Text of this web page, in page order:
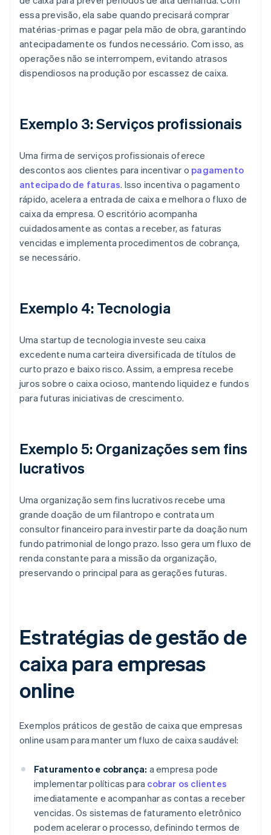
essa previsão, ela sabe quando precisará comprar
matérias-primas e pagar pela mão de obra, garantindo
antecipadamente os fundos necessário. Com isso, as
operações não se interrompem, evitando atrasos
dispendiosos na produção por escassez de caixa.
Exemplo 3: Serviços profissionais
Uma firma de serviços profissionais oferece
descontos aos clientes para incentivar o pagamento
antecipado de faturas. Isso incentiva o pagamento
rápido, acelera a entrada de caixa e melhora o fluxo de
caixa da empresa. O escritório acompanha
cuidadosamente as contas a receber, as faturas
vencidas e implementa procedimentos de cobrança,
se necessário.
Exemplo 4: Tecnologia
Uma startup de tecnologia investe seu caixa
excedente numa carteira diversificada de títulos de
curto prazo e baixo risco. Assim, a empresa recebe
juros sobre o caixa ocioso, mantendo liquidez e fundos
para futuras iniciativas de crescimento.
Exemplo 5: Organizações sem fins
lucrativos
Uma organização sem fins lucrativos recebe uma
grande doação de um filantropo e contrata um
consultor financeiro para investir parte da doação num
fundo patrimonial de longo prazo. Isso gera um fluxo de
renda constante para a missão da organização,
preservando o principal para as gerações futuras.
Estratégias de gestão de
caixa para empresas
online
Exemplos práticos de gestão de caixa que empresas
online usam para manter um fluxo de caixa saudável:
Faturamento e cobrança: a empresa pode
implementar políticas para cobrar os clientes
imediatamente e acompanhar as contas a receber
vencidas. Os sistemas de faturamento eletrônico
podem acelerar o processo, definindo termos de